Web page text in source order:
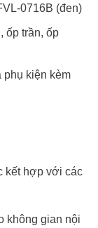
0716B (đen)
ốp trần, ốp
phụ kiện kèm
kết hợp với các
không gian nội